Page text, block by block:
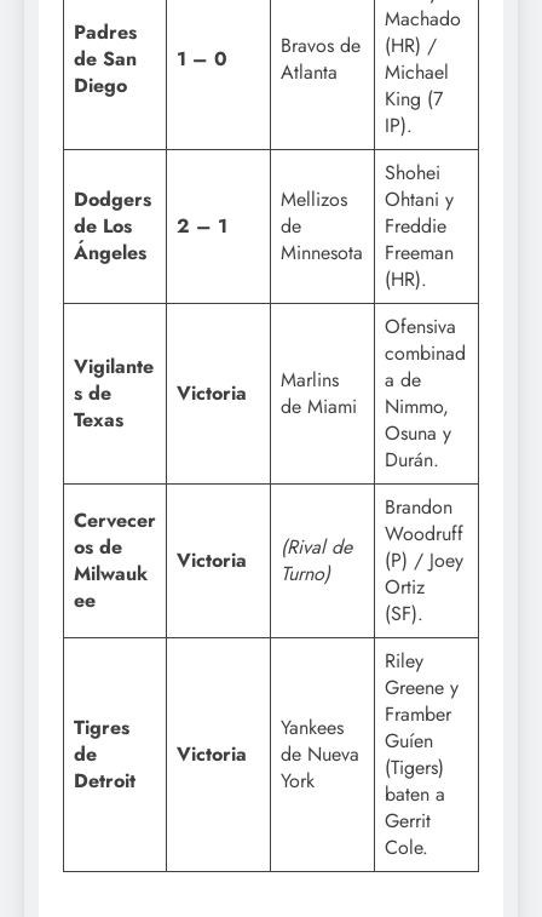
Padres
de San
Diego
1 – 0
Bravos de
Atlanta
Machado
(HR) /
Michael
King (7
IP).
Dodgers
de Los
Ángeles
2 – 1
Mellizos
de
Minnesota
Shohei
Ohtani y
Freddie
Freeman
(HR).
Vigilante
s de
Texas
Victoria
Marlins
de Miami
Ofensiva
combinad
a de
Nimmo,
Osuna y
Durán.
Cervecer
os de
Milwauk
ee
Victoria
(Rival de
Turno)
Brandon
Woodruff
(P) / Joey
Ortiz
(SF).
Tigres
de
Detroit
Victoria
Yankees
de Nueva
York
Riley
Greene y
Framber
Guíen
(Tigers)
baten a
Gerrit
Cole.